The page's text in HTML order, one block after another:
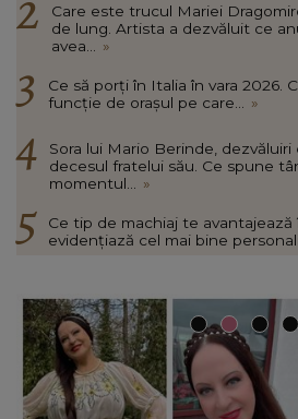
Care este trucul Mariei
de lung. Artista a dezvăluit ce
avea...
»
Ce să porți în Italia în vara 2026.
funcție de orașul pe care...
»
Sora lui Mario Berinde,
decesul fratelui său. Ce spune
momentul...
»
Ce tip de machiaj te
evidențiază cel mai bine